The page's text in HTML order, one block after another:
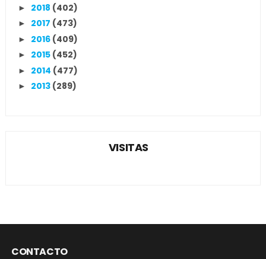
► 2018 (402)
► 2017 (473)
► 2016 (409)
► 2015 (452)
► 2014 (477)
► 2013 (289)
VISITAS
CONTACTO